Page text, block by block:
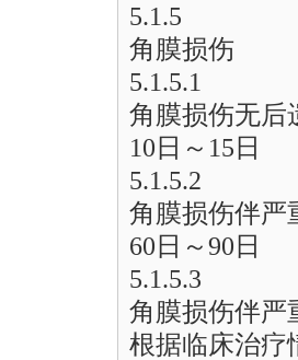
5.1.5
角膜损伤
5.1.5.1
角膜损伤无后
10日～15日
5.1.5.2
角膜损伤伴严
60日～90日
5.1.5.3
角膜损伤伴严
根据临床治疗